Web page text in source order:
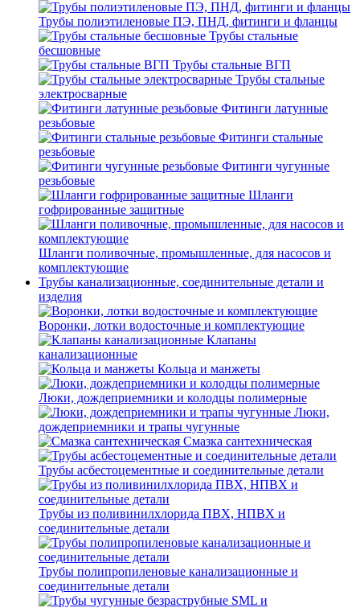
Трубы полиэтиленовые ПЭ, ПНД, фитинги и фланцы
Трубы стальные
бесшовные
Трубы стальные ВГП
Трубы стальные
электросварные
Фитинги латунные
резьбовые
Фитинги стальные
резьбовые
Фитинги чугунные
резьбовые
Шланги
гофрированные защитные
Шланги поливочные, промышленные, для насосов и
комплектующие
Трубы канализационные, соединительные детали и
изделия
Воронки, лотки водосточные и комплектующие
Клапаны
канализационные
Кольца и манжеты
Люки, дождеприемники и колодцы полимерные
Люки,
дождеприемники и трапы чугунные
Смазка сантехническая
Трубы асбестоцементные и соединительные детали
Трубы из поливинилхлорида ПВХ, НПВХ и
соединительные детали
Трубы полипропиленовые канализационные и
соединительные детали